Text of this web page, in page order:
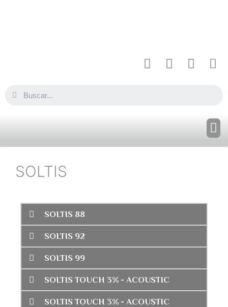
SOLTIS
SOLTIS 88
SOLTIS 92
SOLTIS 99
SOLTIS TOUCH 3% - ACOUSTIC
SOLTIS TOUCH 3% - ACOUSTIC